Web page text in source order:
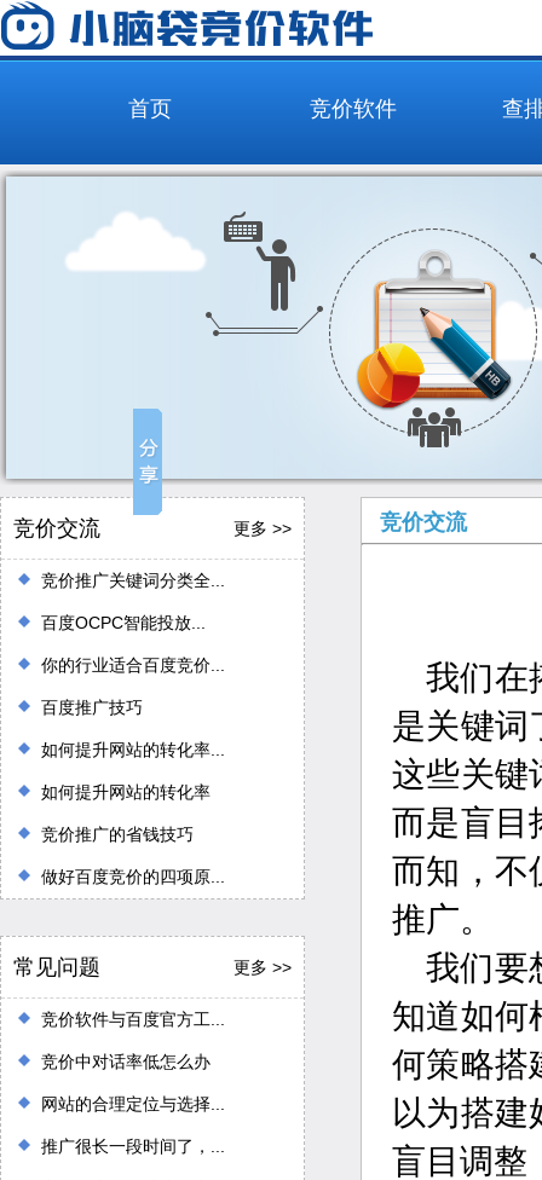
首页 竞价软件 查
竞价交流 更多 >>
竞价推广关键词分类全...
百度OCPC智能投放...
你的行业适合百度竞价...
百度推广技巧
如何提升网站的转化率...
如何提升网站的转化率
竞价推广的省钱技巧
做好百度竞价的四项原...
常见问题 更多 >>
竞价软件与百度官方工...
竞价中对话率低怎么办
网站的合理定位与选择...
推广很长一段时间了，...
竞价交流
我们在
是关键词
这些关键
而是盲目
而知，不
推广。
我们要
知道如何
何策略搭
以为搭
盲目调整